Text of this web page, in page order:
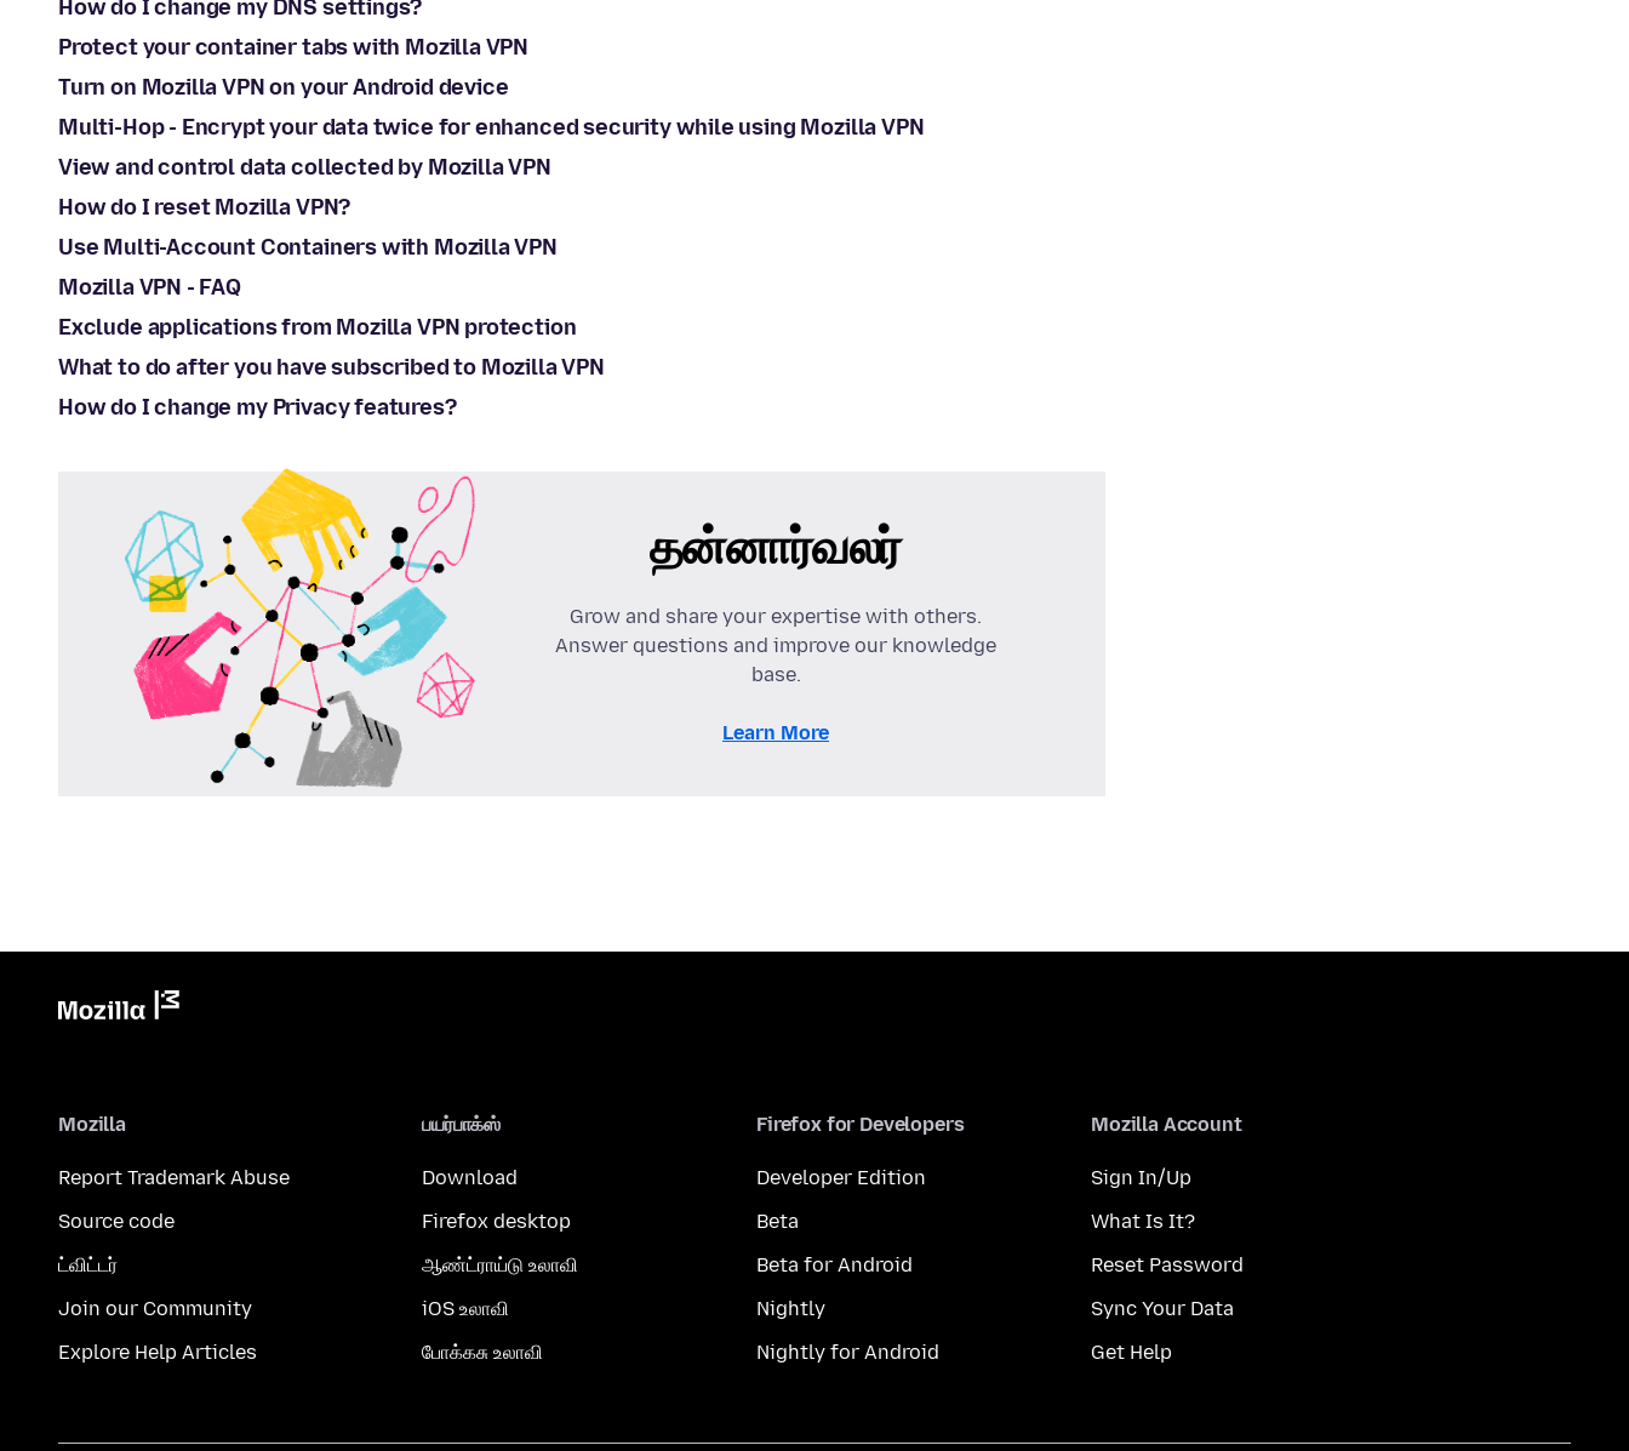
How do I change my DNS settings?
Protect your container tabs with Mozilla VPN
Turn on Mozilla VPN on your Android device
Multi-Hop - Encrypt your data twice for enhanced security while using Mozilla VPN
View and control data collected by Mozilla VPN
How do I reset Mozilla VPN?
Use Multi-Account Containers with Mozilla VPN
Mozilla VPN - FAQ
Exclude applications from Mozilla VPN protection
What to do after you have subscribed to Mozilla VPN
How do I change my Privacy features?
தன்னார்வலர்
Grow and share your expertise with others.
Answer questions and improve our knowledge
base.
Learn More
Mozilla
Report Trademark Abuse
Source code
ட்விட்டர்
Join our Community
Explore Help Articles
பயர்பாக்ஸ்
Download
Firefox desktop
ஆண்ட்ராய்டு உலாவி
iOS உலாவி
போக்கசு உலாவி
Firefox for Developers
Developer Edition
Beta
Beta for Android
Nightly
Nightly for Android
Mozilla Account
Sign In/Up
What Is It?
Reset Password
Sync Your Data
Get Help